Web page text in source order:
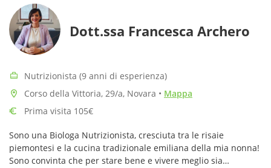
Dott.ssa Francesca Archero
Nutrizionista (9 anni di esperienza)
Corso della Vittoria, 29/a, Novara • Mappa
Prima visita 105€
Sono una Biologa Nutrizionista, cresciuta tra le risaie
piemontesi e la cucina tradizionale emiliana della mia nonna!
Sono convinta che per stare bene e vivere meglio sia